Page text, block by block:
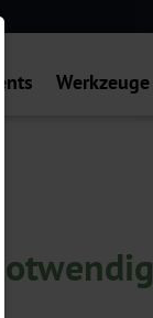
Werkzeuge